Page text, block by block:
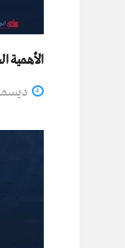
الأهمية
ديسمبر